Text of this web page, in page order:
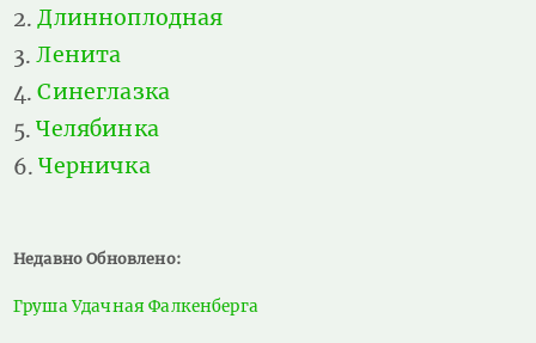
Длинноплодная
Ленита
Синеглазка
Челябинка
Черничка
Недавно Обновлено:
Груша Удачная Фалкенберга